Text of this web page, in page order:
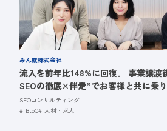
みん就株式会社
流入を前年比148%に回復。 事業譲渡
SEOの徹底×伴走”でお客様と共に乗
SEOコンサルティング
BtoC
人材・求人